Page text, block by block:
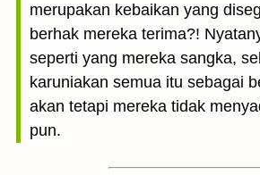
merupakan kebaikan yang
berhak mereka terima?!
seperti yang mereka sangka,
karuniakan semua itu sebagai
akan tetapi mereka tidak
pun.